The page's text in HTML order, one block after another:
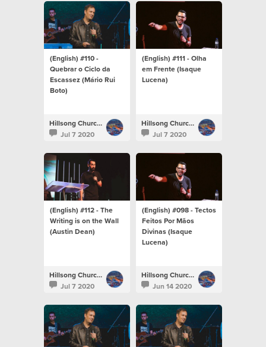
(English) #110 -
Quebrar o Ciclo da
Escassez (Mário Rui
Boto)
Hillsong Church Portugal
Jul 7 2020
(English) #111 - Olha
em Frente (Isaque
Lucena)
Hillsong Church Portugal
Jul 7 2020
(English) #112 - The
Writing is on the Wall
(Austin Dean)
Hillsong Church Portugal
Jul 7 2020
(English) #098 - Tectos
Feitos Por Mãos
Divinas (Isaque
Lucena)
Hillsong Church Portugal
Jun 14 2020